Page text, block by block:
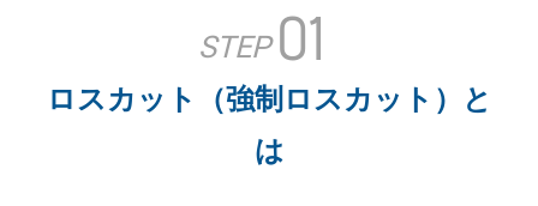
STEP 01
ロスカット（強制ロスカット）と
は